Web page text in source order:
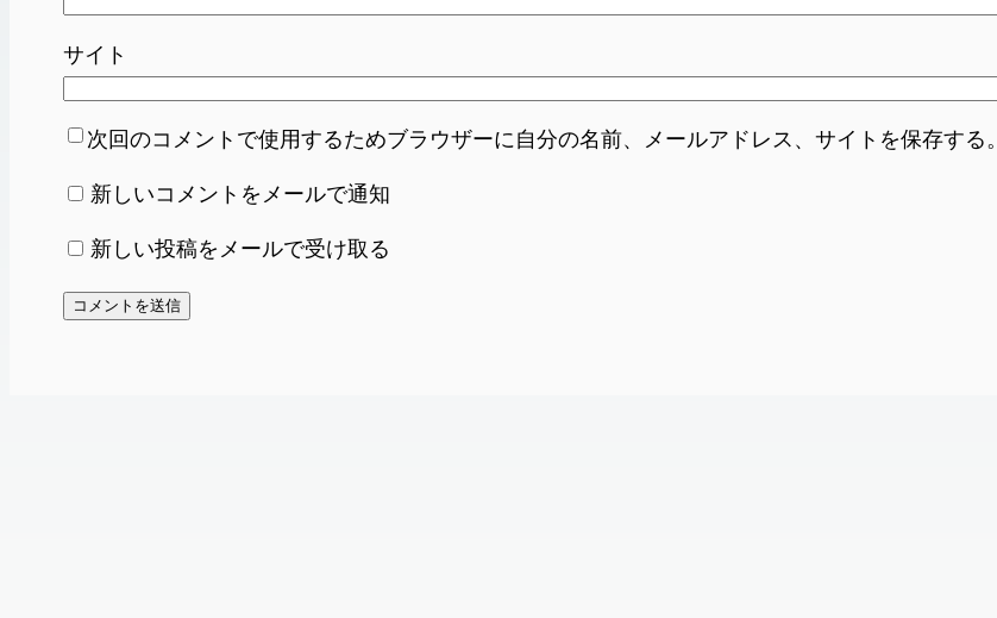
サイト
次回のコメントで使用するためブラウザーに自分の名前、メールアドレス、サイトを保存する。
新しいコメントをメールで通知
新しい投稿をメールで受け取る